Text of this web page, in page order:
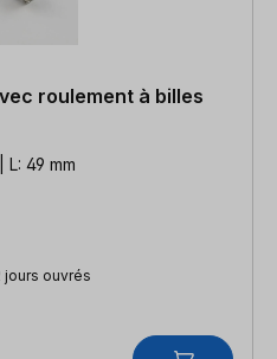
roulement à billes
L: 49 mm
jours ouvrés